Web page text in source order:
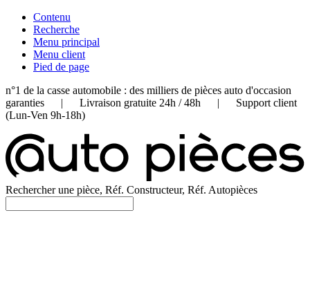
Contenu
Recherche
Menu principal
Menu client
Pied de page
n°1 de la casse automobile : des milliers de pièces auto d'occasion
garanties | Livraison gratuite 24h / 48h | Support client
(Lun-Ven 9h-18h)
Rechercher une pièce, Réf. Constructeur, Réf. Autopièces